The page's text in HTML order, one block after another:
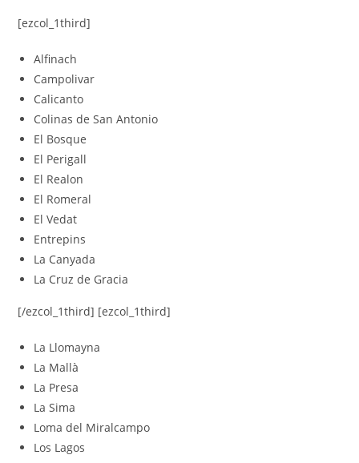
[ezcol_1third]
Alfinach
Campolivar
Calicanto
Colinas de San Antonio
El Bosque
El Perigall
El Realon
El Romeral
El Vedat
Entrepins
La Canyada
La Cruz de Gracia
[/ezcol_1third] [ezcol_1third]
La Llomayna
La Mallà
La Presa
La Sima
Loma del Miralcampo
Los Lagos